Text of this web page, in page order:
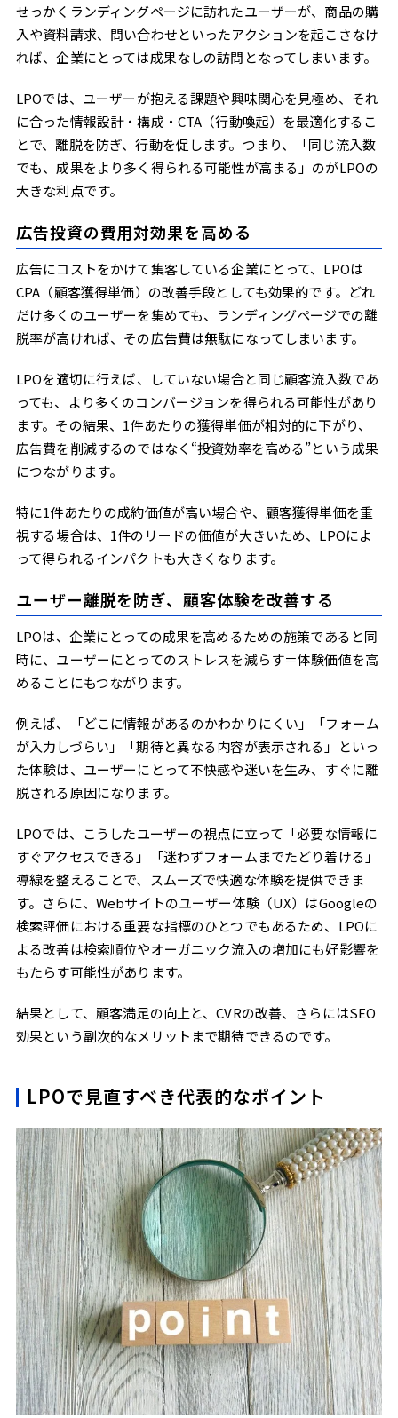
せっかくランディングページに訪れたユーザーが、商品の購
入や資料請求、問い合わせといったアクションを起こさなけ
れば、企業にとっては成果なしの訪問となってしまいます。
LPOでは、ユーザーが抱える課題や興味関心を見極め、それ
に合った情報設計・構成・CTA（行動喚起）を最適化するこ
とで、離脱を防ぎ、行動を促します。つまり、「同じ流入数
でも、成果をより多く得られる可能性が高まる」のがLPOの
大きな利点です。
広告投資の費用対効果を高める
広告にコストをかけて集客している企業にとって、LPOは
CPA（顧客獲得単価）の改善手段としても効果的です。どれ
だけ多くのユーザーを集めても、ランディングページでの離
脱率が高ければ、その広告費は無駄になってしまいます。
LPOを適切に行えば、していない場合と同じ顧客流入数であ
っても、より多くのコンバージョンを得られる可能性があり
ます。その結果、1件あたりの獲得単価が相対的に下がり、
広告費を削減するのではなく“投資効率を高める”という成果
につながります。
特に1件あたりの成約価値が高い場合や、顧客獲得単価を重
視する場合は、1件のリードの価値が大きいため、LPOによ
って得られるインパクトも大きくなります。
ユーザー離脱を防ぎ、顧客体験を改善する
LPOは、企業にとっての成果を高めるための施策であると同
時に、ユーザーにとってのストレスを減らす＝体験価値を高
めることにもつながります。
例えば、「どこに情報があるのかわかりにくい」「フォーム
が入力しづらい」「期待と異なる内容が表示される」といっ
た体験は、ユーザーにとって不快感や迷いを生み、すぐに離
脱される原因になります。
LPOでは、こうしたユーザーの視点に立って「必要な情報に
すぐアクセスできる」「迷わずフォームまでたどり着ける」
導線を整えることで、スムーズで快適な体験を提供できま
す。さらに、Webサイトのユーザー体験（UX）はGoogleの
検索評価における重要な指標のひとつでもあるため、LPOに
よる改善は検索順位やオーガニック流入の増加にも好影響を
もたらす可能性があります。
結果として、顧客満足の向上と、CVRの改善、さらにはSEO
効果という副次的なメリットまで期待できるのです。
LPOで見直すべき代表的なポイント